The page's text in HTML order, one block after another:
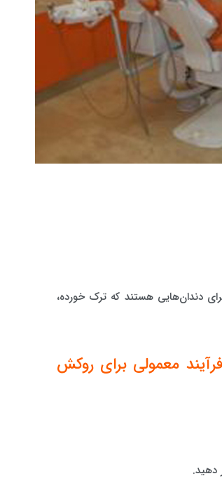
دندان‌هایی هستند که ترک خورده،
معمولی برای روکش
دهید.